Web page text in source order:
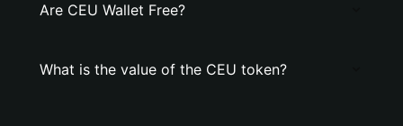
Are CEU Wallet Free?
What is the value of the CEU token?